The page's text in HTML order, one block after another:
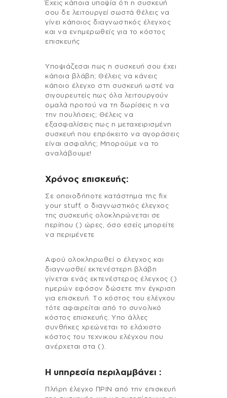
Έχεις κάποια υποψία ότι η συσκευή
σου δε λειτουργεί σωστά θέλεις να
γίνει κάποιος διαγνωστικός έλεγχος
και να ενημερωθείς για το κόστος
επισκευής
Υποψιάζεσαι πως η συσκευή σου έχει
κάποια βλάβη; Θέλεις να κάνεις
κάποιο έλεγχο στη συσκευή ωστέ να
σιγουρευτείς πως όλα λειτουργούν
ομαλά προτού να τη δωρίσεις η να
την πουλήσεις; Θέλεις να
εξασφαλίσεις πως η μεταχειρισμένη
συσκευή που επρόκειτο να αγοράσεις
είναι ασφαλής; Μπορούμε να το
αναλάβουμε!
Χρόνος επισκευής:
Σε οποιοδήποτε κατάστημα της fix
your stuff, ο διαγνωστικός έλεγχος
της συσκευής ολοκληρώνεται σε
περίπου () ώρες, όσο εσείς μπορείτε
να περιμένετε
Αφού ολοκληρωθεί ο έλεγχος και
διαγνωσθεί εκτενέστερη βλάβη
γίνεται ενάς εκτενέστερος έλεγχος ()
ημερών εφόσον δώσετε την έγκριση
για επισκευή. Το κόστος του ελέγχου
τότε αφαιρείται από το συνολικό
κόστος επισκευής. Υπο άλλες
συνθήκες χρεώνεται το ελάχιστο
κόστος του τεχνικου ελέγχου που
ανέρχεται στα ().
H υπηρεσία περιλαμβάνει :
Πλήρη έλεγχο ΠΡΙΝ από την επισκευή